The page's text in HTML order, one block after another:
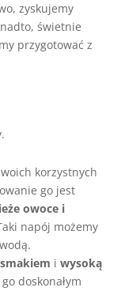
zyskujemy
świetnie
przygotować z
korzystnych
go jest
owoce i
napój możemy
i wysoką
doskonałym